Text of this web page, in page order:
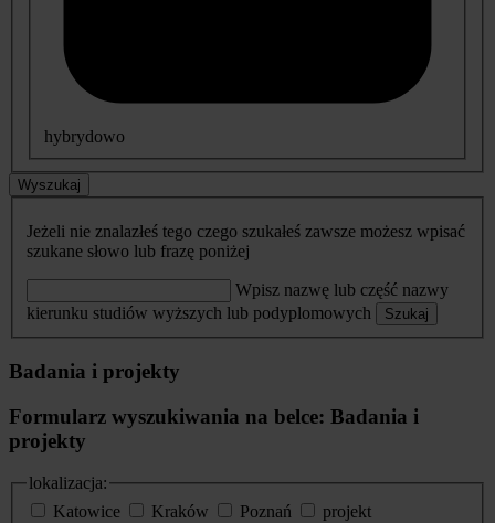
hybrydowo
Wyszukaj
Jeżeli nie znalazłeś tego czego szukałeś zawsze możesz wpisać
szukane słowo lub frazę poniżej
Wpisz nazwę lub część nazwy
kierunku studiów wyższych lub podyplomowych
Szukaj
Badania i projekty
Formularz wyszukiwania na belce: Badania i
projekty
lokalizacja:
Katowice
Kraków Poznań
projekt